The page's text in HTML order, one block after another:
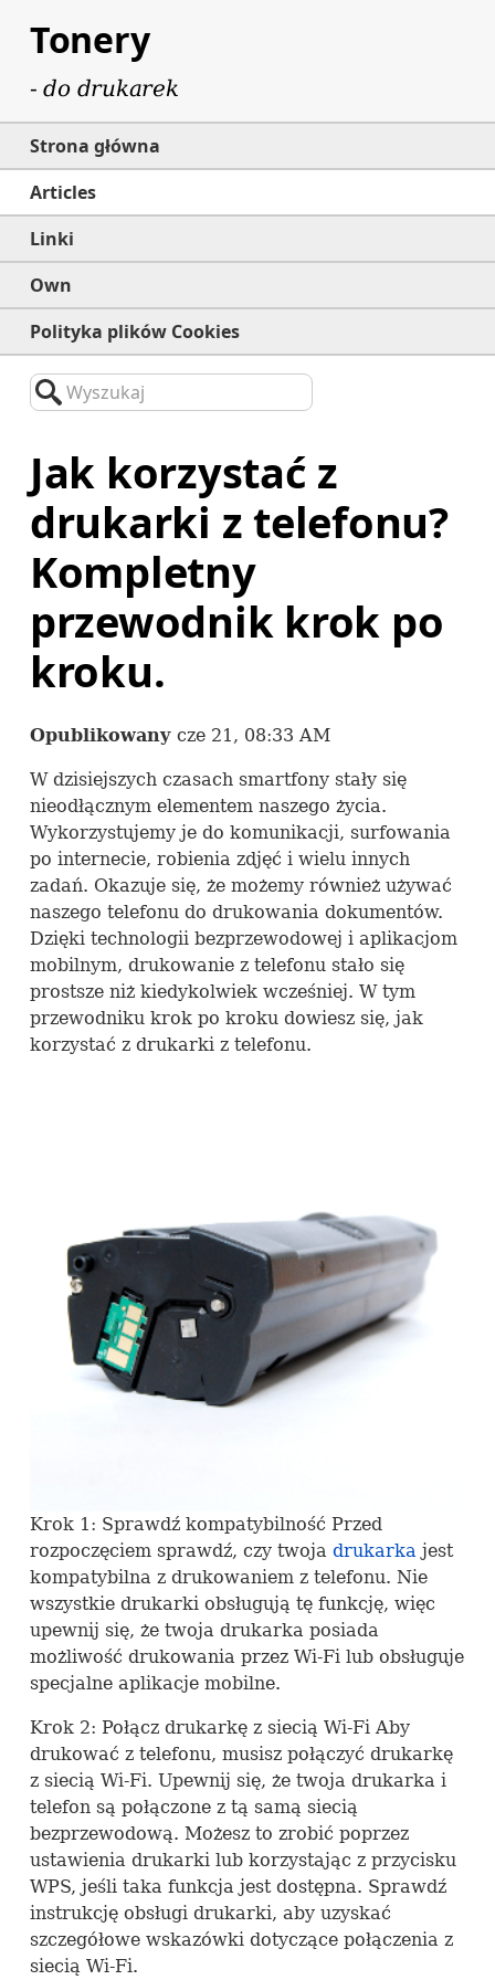
Tonery
- do drukarek
Strona główna
Articles
Linki
Own
Polityka plików Cookies
Wyszukaj
Jak korzystać z
drukarki z telefonu?
Kompletny
przewodnik krok po
kroku.
Opublikowany cze 21, 08:33 AM
W dzisiejszych czasach smartfony stały się
nieodłącznym elementem naszego życia.
Wykorzystujemy je do komunikacji, surfowania
po internecie, robienia zdjęć i wielu innych
zadań. Okazuje się, że możemy również używać
naszego telefonu do drukowania dokumentów.
Dzięki technologii bezprzewodowej i aplikacjom
mobilnym, drukowanie z telefonu stało się
prostsze niż kiedykolwiek wcześniej. W tym
przewodniku krok po kroku dowiesz się, jak
korzystać z drukarki z telefonu.
Krok 1: Sprawdź kompatybilność Przed
rozpoczęciem sprawdź, czy twoja drukarkajest
kompatybilna z drukowaniem z telefonu. Nie
wszystkie drukarki obsługują tę funkcję, więc
upewnij się, że twoja drukarka posiada
możliwość drukowania przez Wi-Fi lub obsługuje
specjalne aplikacje mobilne.
Krok 2: Połącz drukarkę z siecią Wi-Fi Aby
drukować z telefonu, musisz połączyć drukarkę
z siecią Wi-Fi. Upewnij się, że twoja drukarka i
telefon są połączone z tą samą siecią
bezprzewodową. Możesz to zrobić poprzez
ustawienia drukarki lub korzystając z przycisku
WPS, jeśli taka funkcja jest dostępna. Sprawdź
instrukcję obsługi drukarki, aby uzyskać
szczegółowe wskazówki dotyczące połączenia z
siecią Wi-Fi.